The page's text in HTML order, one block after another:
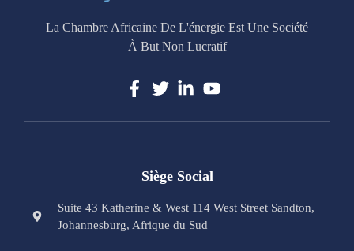
La Chambre Africaine De L'énergie Est Une Société
À But Non Lucratif
Siège Social
Suite 43 Katherine & West 114 West Street Sandton,
Johannesburg, Afrique du Sud